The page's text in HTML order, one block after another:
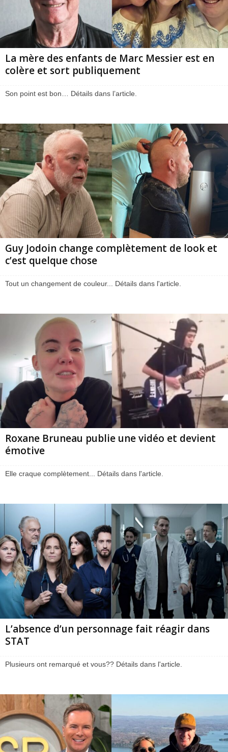
La mère des enfants de Marc Messier est en
colère et sort publiquement
Son point est bon… Détails dans l’article.
Guy Jodoin change complètement de look et
c’est quelque chose
Tout un changement de couleur... Détails dans l'article.
Roxane Bruneau publie une vidéo et devient
émotive
Elle craque complètement... Détails dans l'article.
L’absence d’un personnage fait réagir dans
STAT
Plusieurs ont remarqué et vous?? Détails dans l'article.